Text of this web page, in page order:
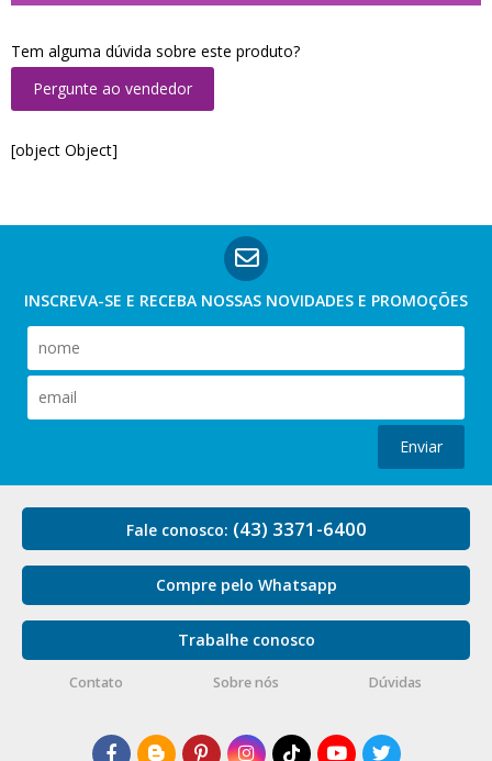
Tem alguma dúvida sobre este produto?
Pergunte ao vendedor
[object Object]
INSCREVA-SE E RECEBA NOSSAS NOVIDADES E PROMOÇÕES
Enviar
Fale conosco: (43) 3371-6400
Compre pelo Whatsapp
Trabalhe conosco
Contato Sobre nós Dúvidas